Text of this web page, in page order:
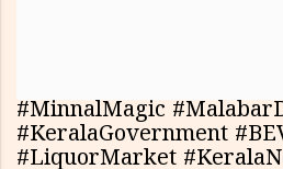
#MinnalMagic
#KeralaGovernment
#LiquorMarket